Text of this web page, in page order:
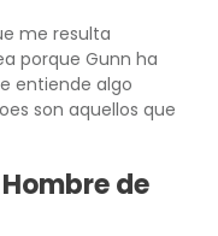
me resulta
porque Gunn ha
entiende algo
son aquellos que
de